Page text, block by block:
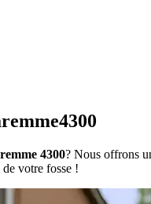
4300? Nous offrons
votre fosse !